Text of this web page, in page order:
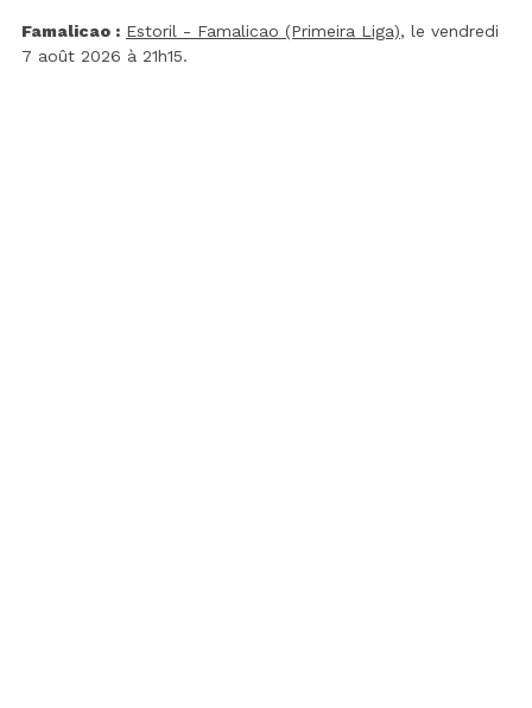
Famalicao : Estoril - Famalicao (Primeira Liga), le vendredi
7 août 2026 à 21h15.